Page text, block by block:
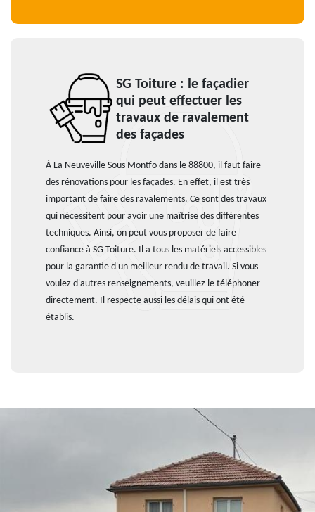
SG Toiture : le façadier
qui peut effectuer les
travaux de ravalement
des façades
À La Neuveville Sous Montfo dans le 88800, il faut faire
des rénovations pour les façades. En effet, il est très
important de faire des ravalements. Ce sont des travaux
qui nécessitent pour avoir une maîtrise des différentes
techniques. Ainsi, on peut vous proposer de faire
confiance à SG Toiture. Il a tous les matériels accessibles
pour la garantie d'un meilleur rendu de travail. Si vous
voulez d'autres renseignements, veuillez le téléphoner
directement. Il respecte aussi les délais qui ont été
établis.